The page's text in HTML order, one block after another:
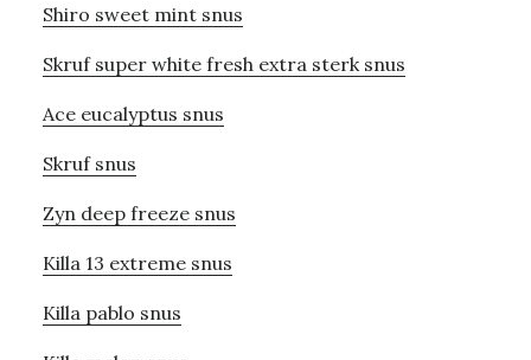
Shiro sweet mint snus
Skruf super white fresh extra sterk snus
Ace eucalyptus snus
Skruf snus
Zyn deep freeze snus
Killa 13 extreme snus
Killa pablo snus